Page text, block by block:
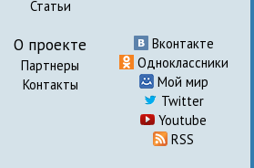
Статьи
О проекте
Партнеры
Контакты
Вконтакте
Одноклассники
Мой мир
Twitter
Youtube
RSS